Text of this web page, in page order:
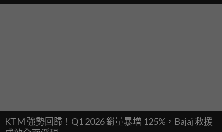
KTM 強勢回歸！Q1 2026 銷量暴增 125%，Bajaj 救援